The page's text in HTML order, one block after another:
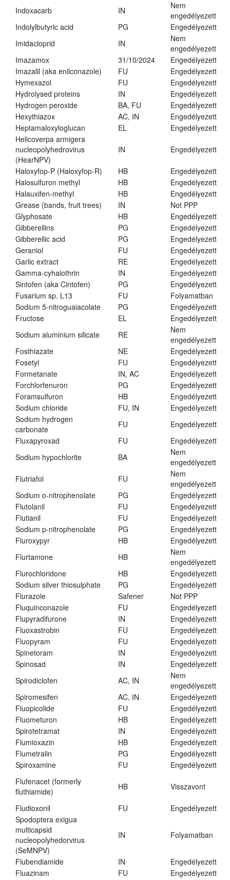
Indoxacarb
IN
Nem
engedélyezett
Indolylbutyric acid
PG
Engedélyezett
Imidacloprid
IN
Nem
engedélyezett
Imazamox
31/10/2024
Engedélyezett
Imazalil (aka enilconazole)
FU
Engedélyezett
Hymexazol
FU
Engedélyezett
Hydrolysed proteins
IN
Engedélyezett
Hydrogen peroxide
BA, FU
Engedélyezett
Hexythiazox
AC, IN
Engedélyezett
Heptamaloxyloglucan
EL
Engedélyezett
Helicoverpa armigera
nucleopolyhedrovirus
(HearNPV)
IN Engedélyezett
Haloxyfop-P (Haloxyfop-R) HB
Engedélyezett
Halosulfuron methyl
HB
Engedélyezett
Halauxifen-methyl
HB
Engedélyezett
Grease (bands, fruit trees)
IN
Not PPP
Glyphosate
HB
Engedélyezett
Gibberellins
PG
Engedélyezett
Gibberellic acid
PG
Engedélyezett
Geraniol
FU
Engedélyezett
Garlic extract
RE
Engedélyezett
Gamma-cyhalothrin
IN
Engedélyezett
Sintofen (aka Cintofen)
PG
Engedélyezett
Fusarium sp. L13
FU
Folyamatban
Sodium 5-nitroguaiacolate
PG
Engedélyezett
Fructose
EL
Engedélyezett
Sodium aluminium silicate
RE
Nem
engedélyezett
Fosthiazate
NE
Engedélyezett
Fosetyl
FU
Engedélyezett
Formetanate
IN, AC
Engedélyezett
Forchlorfenuron
PG
Engedélyezett
Foramsulfuron
HB
Engedélyezett
Sodium chloride
FU, IN
Engedélyezett
Sodium hydrogen
carbonate
FU
Engedélyezett
Fluxapyroxad
FU
Engedélyezett
Sodium hypochlorite
BA
Nem
engedélyezett
Flutriafol
FU
Nem
engedélyezett
Sodium o-nitrophenolate
PG
Engedélyezett
Flutolanil
FU
Engedélyezett
Flutianil
FU
Engedélyezett
Sodium p-nitrophenolate
PG
Engedélyezett
Fluroxypyr
HB
Engedélyezett
Flurtamone
HB
Nem
engedélyezett
Flurochloridone
HB
Engedélyezett
Sodium silver thiosulphate
PG
Engedélyezett
Flurazole
Safener
Not PPP
Fluquinconazole
FU
Engedélyezett
Flupyradifurone
IN
Engedélyezett
Fluoxastrobin
FU
Engedélyezett
Fluopyram
FU
Engedélyezett
Spinetoram
IN
Engedélyezett
Spinosad
IN
Engedélyezett
Spirodiclofen
AC, IN
Nem
engedélyezett
Spiromesifen
AC, IN
Engedélyezett
Fluopicolide
FU
Engedélyezett
Fluometuron
HB
Engedélyezett
Spirotetramat
IN
Engedélyezett
Flumioxazin
HB
Engedélyezett
Flumetralin
PG
Engedélyezett
Spiroxamine
FU
Engedélyezett
Flufenacet (formerly
fluthiamide)
HB Visszavont
Fludioxonil FU
Engedélyezett
Spodoptera exigua
multicapsid
nucleopolyhedorvirus
(SeMNPV)
IN Folyamatban
Flubendiamide IN
Engedélyezett
Fluazinam
FU
Engedélyezett